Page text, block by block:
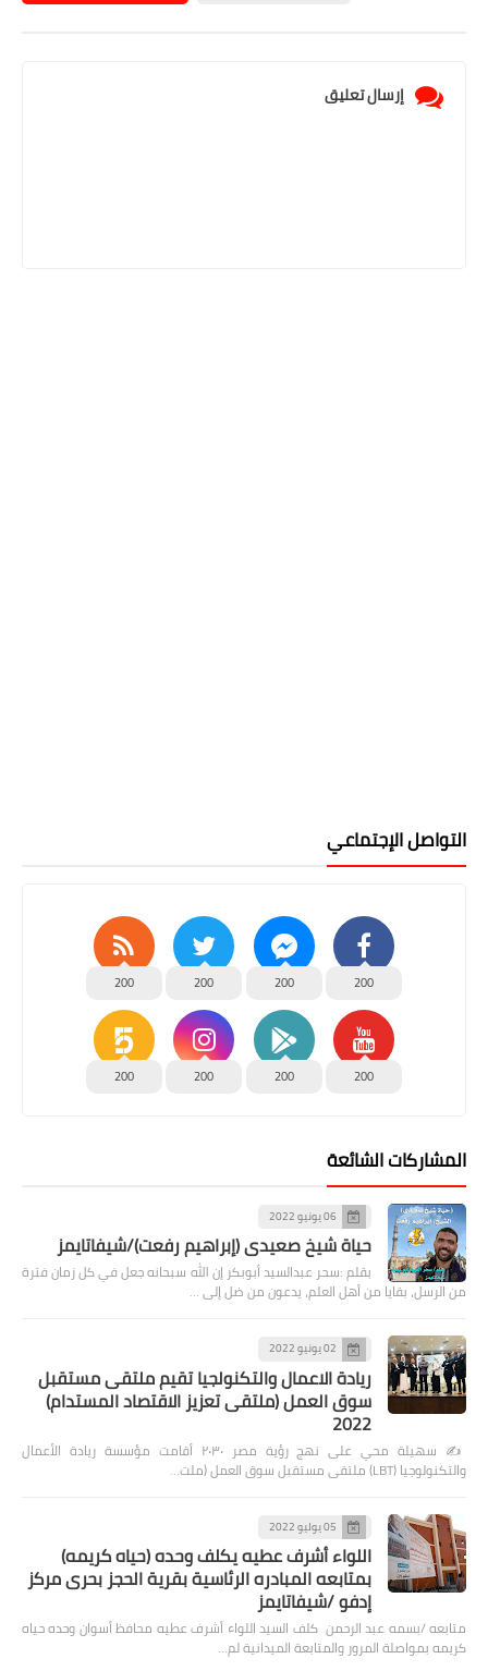
إرسال تعليق
التواصل الإجتماعي
200
200
200
200
200
200
200
200
المشاركات الشائعة
06 يونيو 2022
حياة شيخ صعيدى (إبراهيم رفعت)/شيفاتايمز
بقلم :سحر عبدالسيد أبوبكر إن الله سبحانه جعل في كل زمان فترة
من الرسل، بقايا من أهل العلم، يدعون من ضل إلى …
02 يونيو 2022
ريادة الاعمال والتكنولجيا تقيم ملتقى مستقبل
سوق العمل (ملتقى تعزيز الاقتصاد المستدام)
2022
✍️ سهيلة محي على نهج رؤية مصر ٢٠٣٠ أقامت مؤسسة ريادة الأعمال
والتكنولوجيا (LBT) ملتقى مستقبل سوق العمل (ملت…
05 يوليو 2022
اللواء أشرف عطيه يكلف وحده (حياه كريمه)
بمتابعه المبادره الرئاسية بقرية الحجز بحرى مركز
إدفو /شيفاتايمز
متابعه /بسمه عبد الرحمن كلف السيد اللواء أشرف عطيه محافظ أسوان وحده حياه
كريمه بمواصلة المرور والمتابعة الميدانية لم…